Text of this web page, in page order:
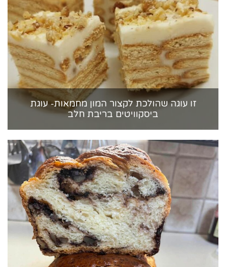
זו עוגה שהולכת לקצור המון מחמאות- עוגת
ביסקוויטים בריבת חלב